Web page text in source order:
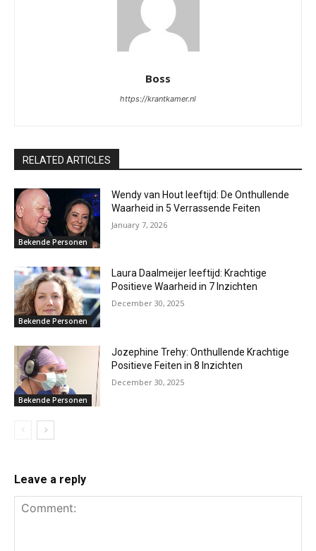
Boss
https://krantkamer.nl
RELATED ARTICLES
Bekende Personen
Wendy van Hout leeftijd: De Onthullende
Waarheid in 5 Verrassende Feiten
January 7, 2026
Bekende Personen
Laura Daalmeijer leeftijd: Krachtige
Positieve Waarheid in 7 Inzichten
December 30, 2025
Bekende Personen
Jozephine Trehy: Onthullende Krachtige
Positieve Feiten in 8 Inzichten
December 30, 2025
Leave a reply